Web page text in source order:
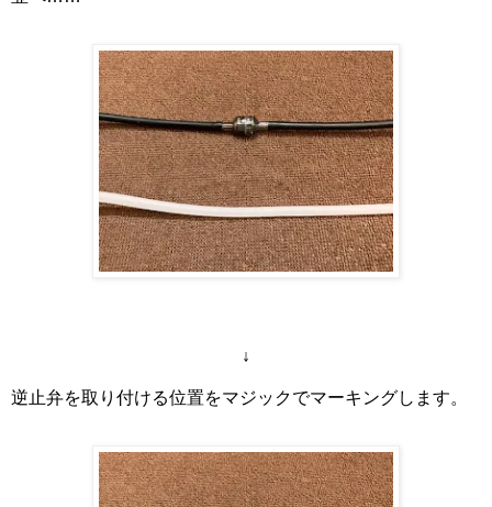
↓
逆止弁を取り付ける位置をマジックでマーキングします。